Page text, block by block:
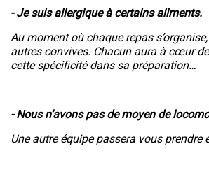
- Je suis allergique à certains aliments.
Au moment où chaque repas
autres convives. Chacun aura à cœur
cette spécificité dans sa préparation…
- Nous n’avons pas de moyen de
Une autre équipe passera vous prendre